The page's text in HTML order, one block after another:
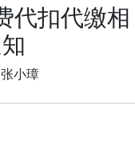
代扣代缴相
张小璋